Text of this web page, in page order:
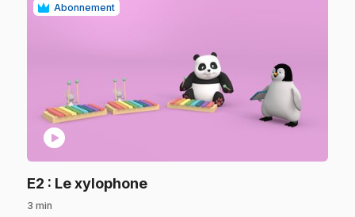
Abonnement
play_circle
E2 : Le xylophone.
3 min